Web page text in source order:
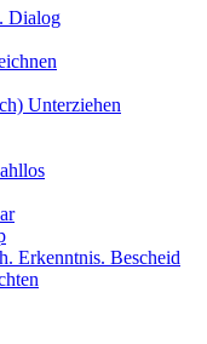
Dialog
Unterziehen
Erkenntnis. Bescheid